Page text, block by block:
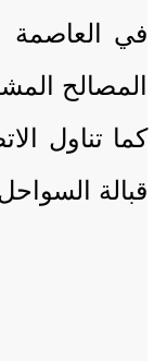
في العاصمة
المصالح
كما تناول
قبالة